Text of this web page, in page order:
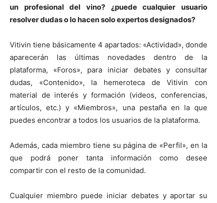
un profesional del vino? ¿puede cualquier usuario
resolver dudas o lo hacen solo expertos designados?
Vitivin tiene básicamente 4 apartados: «Actividad», donde
aparecerán las últimas novedades dentro de la
plataforma, «Foros», para iniciar debates y consultar
dudas, «Contenido», la hemeroteca de Vitivin con
material de interés y formación (videos, conferencias,
artículos, etc.) y «Miembros», una pestaña en la que
puedes encontrar a todos los usuarios de la plataforma.
Además, cada miembro tiene su página de «Perfil», en la
que podrá poner tanta información como desee
compartir con el resto de la comunidad.
Cualquier miembro puede iniciar debates y aportar su